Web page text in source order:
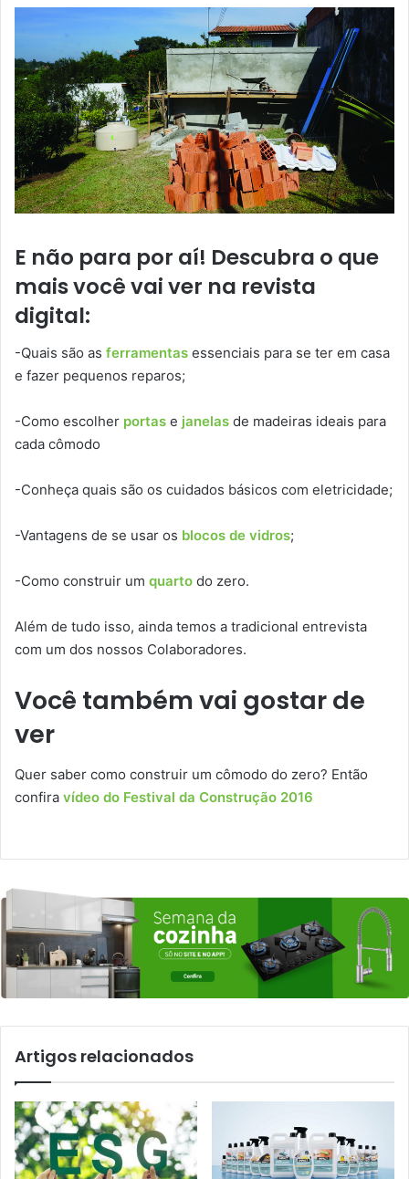
E não para por aí! Descubra o que
mais você vai ver na revista
digital:
-Quais são as ferramentas essenciais para se ter em casa
e fazer pequenos reparos;
-Como escolher portas e janelas de madeiras ideais para
cada cômodo
-Conheça quais são os cuidados básicos com eletricidade;
-Vantagens de se usar os blocos de vidros;
-Como construir um quarto do zero.
Além de tudo isso, ainda temos a tradicional entrevista
com um dos nossos Colaboradores.
Você também vai gostar de
ver
Quer saber como construir um cômodo do zero? Então
confira vídeo do Festival da Construção 2016
Artigos relacionados